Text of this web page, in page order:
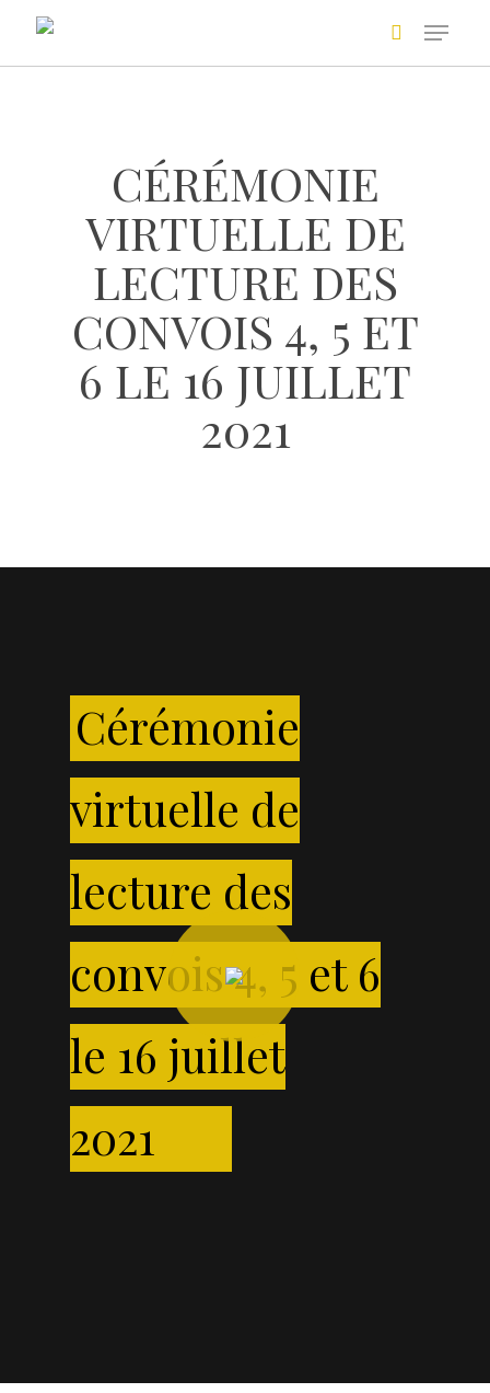
main
+
CÉRÉMONIE
VIRTUELLE DE
LECTURE DES
CONVOIS 4, 5 ET
6 LE 16 JUILLET
2021
Cérémonie
virtuelle de
lecture des
convois 4, 5 et 6
le 16 juillet
2021
Play